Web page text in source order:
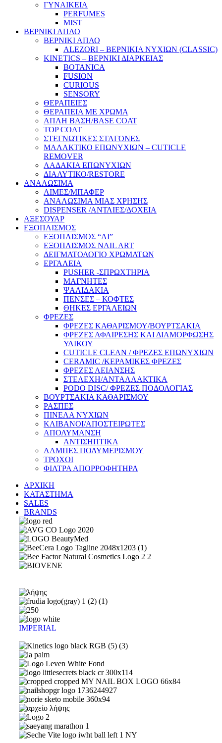
ΓΥΝΑΙΚΕΙΑ
PERFUMES
MIST
ΒΕΡΝΙΚΙ ΑΠΛΟ
ΒΕΡΝΙΚΙ ΑΠΛΟ
ALEZORI – ΒΕΡΝΙΚΙΑ ΝΥΧΙΩΝ (CLASSIC)
KINETICS – ΒΕΡΝΙΚΙ ΔΙΑΡΚΕΙΑΣ
BOTANICA
FUSION
CURIOUS
SENSORY
ΘΕΡΑΠΕΙΕΣ
ΘΕΡΑΠΕΙΑ ΜΕ ΧΡΩΜΑ
ΑΠΛΗ ΒΑΣΗ/BASE COAT
TOP COAT
ΣΤΕΓΝΩΤΙΚΕΣ ΣΤΑΓΟΝΕΣ
ΜΑΛΑΚΤΙΚΟ ΕΠΩΝΥΧΙΩΝ – CUTICLE
REMOVER
ΛΑΔΑΚΙΑ ΕΠΩΝΥΧΙΩΝ
ΔΙΑΛΥΤΙΚΟ/RESTORE
ΑΝΑΛΩΣΙΜΑ
ΛΙΜΕΣ/ΜΠΑΦΕΡ
ΑΝΑΛΩΣΙΜΑ ΜΙΑΣ ΧΡΗΣΗΣ
DISPENSER /ΑΝΤΛΙΕΣ/ΔΟΧΕΙΑ
ΑΞΕΣΟΥΑΡ
ΕΞΟΠΛΙΣΜΟΣ
ΕΞΟΠΛΙΣΜΟΣ “AI”
ΕΞΟΠΛΙΣΜΟΣ NAIL ART
ΔΕΙΓΜΑΤΟΛΟΓΙΟ ΧΡΩΜΑΤΩΝ
ΕΡΓΑΛΕΙΑ
PUSHER -ΣΠΡΩΧΤΗΡΙΑ
ΜΑΓΝΗΤΕΣ
ΨΑΛΙΔΑΚΙΑ
ΠΕΝΣΕΣ – ΚΟΦΤΕΣ
ΘΗΚΕΣ ΕΡΓΑΛΕΙΩΝ
ΦΡΕΖΕΣ
ΦΡΕΖΕΣ ΚΑΘΑΡΙΣΜΟΥ/ΒΟΥΡΤΣΑΚΙΑ
ΦΡΕΖΕΣ ΑΦΑΙΡΕΣΗΣ ΚΑΙ ΔΙΑΜΟΡΦΩΣΗΣ
ΥΛΙΚΟΥ
CUTICLE CLEAN / ΦΡΕΖΕΣ ΕΠΩΝΥΧΙΩΝ
CERAMIC /ΚΕΡΑΜΙΚΕΣ ΦΡΕΖΕΣ
ΦΡΕΖΕΣ ΛΕΙΑΝΣΗΣ
ΣΤΕΛΕΧΗ/ΑΝΤΑΛΛΑΚΤΙΚΑ
PODO DISC/ ΦΡΕΖΕΣ ΠΟΔΟΛΟΓΙΑΣ
ΒΟΥΡΤΣΑΚΙΑ ΚΑΘΑΡΙΣΜΟΥ
ΡΑΣΠΕΣ
ΠΙΝΕΛΑ ΝΥΧΙΩΝ
ΚΛΙΒΑΝΟΙ/ΑΠΟΣΤΕΙΡΩΤΕΣ
ΑΠΟΛΥΜΑΝΣΗ
ΑΝΤΙΣΗΠΤΙΚΑ
ΛΑΜΠΕΣ ΠΟΛΥΜΕΡΙΣΜΟΥ
ΤΡΟΧΟΙ
ΦΙΛΤΡΑ ΑΠΟΡΡΟΦΗΤΗΡΑ
ΑΡΧΙΚΗ
ΚΑΤΑΣΤΗΜΑ
SALES
BRANDS
IMPERIAL